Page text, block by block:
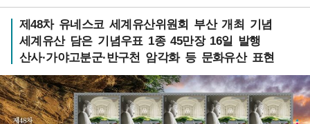
제48차 유네스코 세계유산위원회 부산 개최 기념
세계유산 담은 기념우표 1종 45만장 16일 발행
산사·가야고분군·반구천 암각화 등 문화유산 표현